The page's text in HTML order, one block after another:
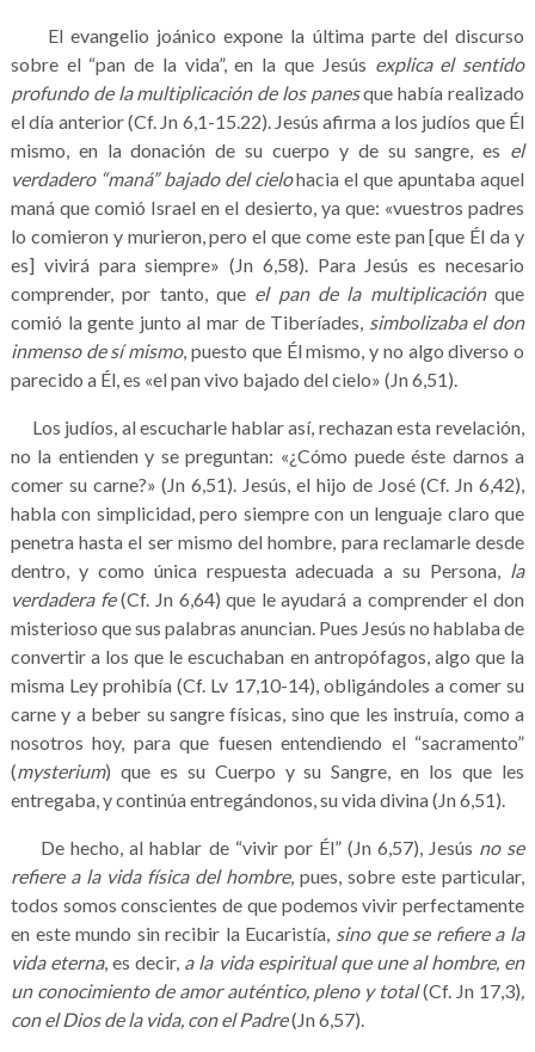
El evangelio joánico expone la última parte del discurso
sobre el “pan de la vida”, en la que Jesús explica el sentido
profundo de la multiplicación de los panesque había realizado
el día anterior (Cf. Jn 6,1-15.22). Jesús afirma a los judíos que Él
mismo, en la donación de su cuerpo y de su sangre, es el
verdadero “maná” bajado del cielohacia el que apuntaba aquel
maná que comió Israel en el desierto, ya que: «vuestros padres
lo comieron y murieron, pero el que come este pan [que Él da y
es] vivirá para siempre» (Jn 6,58). Para Jesús es necesario
comprender, por tanto, que el pan de la multiplicaciónque
comió la gente junto al mar de Tiberíades, simbolizaba el don
inmenso de sí mismo, puesto que Él mismo, y no algo diverso o
parecido a Él, es «el pan vivo bajado del cielo» (Jn 6,51).
Los judíos, al escucharle hablar así, rechazan esta revelación,
no la entienden y se preguntan: «¿Cómo puede éste darnos a
comer su carne?» (Jn 6,51). Jesús, el hijo de José (Cf. Jn 6,42),
habla con simplicidad, pero siempre con un lenguaje claro que
penetra hasta el ser mismo del hombre, para reclamarle desde
dentro, y como única respuesta adecuada a su Persona, la
verdadera fe(Cf. Jn 6,64) que le ayudará a comprender el don
misterioso que sus palabras anuncian. Pues Jesús no hablaba de
convertir a los que le escuchaban en antropófagos, algo que la
misma Ley prohibía (Cf. Lv 17,10-14), obligándoles a comer su
carne y a beber su sangre físicas, sino que les instruía, como a
nosotros hoy, para que fuesen entendiendo el “sacramento”
(mysterium) que es su Cuerpo y su Sangre, en los que les
entregaba, y continúa entregándonos, su vida divina (Jn 6,51).
De hecho, al hablar de “vivir por Él” (Jn 6,57), Jesús no se
refiere a la vida física del hombre, pues, sobre este particular,
todos somos conscientes de que podemos vivir perfectamente
en este mundo sin recibir la Eucaristía, sino que se refiere a la
vidaeterna, es decir, a la vida espiritual que une al hombre, en
un conocimiento de amor auténtico, pleno y total(Cf. Jn 17,3),
con el Dios de la vida, con el Padre(Jn 6,57).